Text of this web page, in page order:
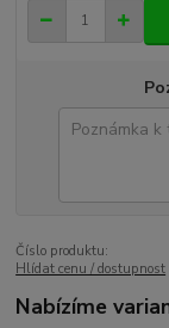
Číslo produktu:
Hlídat cenu / dostupnost
Nabízíme